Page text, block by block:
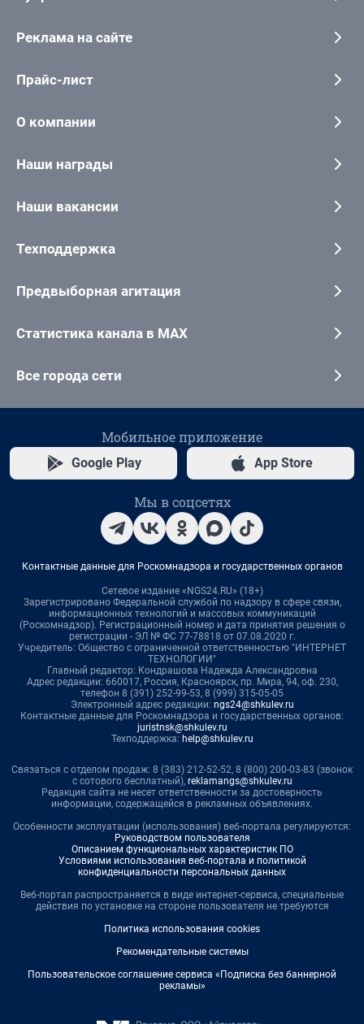
Реклама на сайте
Прайс-лист
О компании
Наши награды
Наши вакансии
Техподдержка
Предвыборная агитация
Статистика канала в MAX
Все города сети
Мобильное приложение
Google Play App Store
Мы в соцсетях
Контактные данные для Роскомнадзора и государственных органов
Сетевое издание «NGS24.RU» (18+)
Зарегистрировано Федеральной службой по надзору в сфере связи,
информационных технологий и массовых коммуникаций
(Роскомнадзор). Регистрационный номер и дата принятия решения о
регистрации - ЭЛ № ФС 77-78818 от 07.08.2020 г.
Учредитель: Общество с ограниченной ответственностью "ИНТЕРНЕТ
ТЕХНОЛОГИИ"
Главный редактор: Кондрашова Надежда Александровна
Адрес редакции: 660017, Россия, Красноярск, пр. Мира, 94, оф. 230,
телефон 8 (391) 252-99-53, 8 (999) 315-05-05
Электронный адрес редакции: ngs24@shkulev.ru
Контактные данные для Роскомнадзора и государственных органов:
juristnsk@shkulev.ru
Техподдержка: help@shkulev.ru
Связаться с отделом продаж: 8 (383) 212-52-52, 8 (800) 200-03-83 (звонок
с сотового бесплатный), reklamangs@shkulev.ru
Редакция сайта не несет ответственности за достоверность
информации, содержащейся в рекламных объявлениях.
Особенности эксплуатации (использования) веб-портала регулируются:
Руководством пользователя
Описанием функциональных характеристик ПО
Условиями использования веб-портала и политикой
конфиденциальности персональных данных
Веб-портал распространяется в виде интернет-сервиса, специальные
действия по установке на стороне пользователя не требуются
Политика использования cookies
Рекомендательные системы
Пользовательское соглашение сервиса «Подписка без баннерной
рекламы»